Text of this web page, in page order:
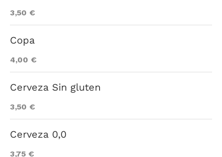
3,50 €
Copa
4,00 €
Cerveza Sin gluten
3,50 €
Cerveza 0,0
3,75 €